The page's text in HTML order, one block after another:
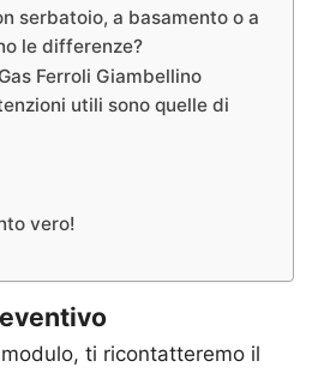
serbatoio, a basamento o a
le differenze?
Ferroli Giambellino
utili sono quelle di
vero!
ti ricontatteremo il